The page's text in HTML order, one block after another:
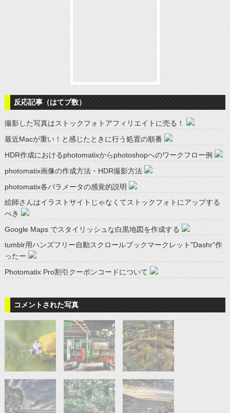
反応記事（はてブ数）
撮影した写真はストックフォトアフィリエイトに売る！
最近Macが重い！と感じたときに行う処置の順番
HDR作成におけるphotomatixからphotoshopへのワークフロー例
photomatix画像の作成方法・HDR撮影方法
photomatix各パラメータの感覚的説明
絵師さんはイラストサイトじゃなくてストックフォトにアップする
べき
Google Maps でスタイリッシュな白黒地図を作成する
tumblr用ハンズフリー自動スクロールブックマークレット"Dashr"作
ったー
Photomatix Pro割引クーポンコードについて
コメントされた写真